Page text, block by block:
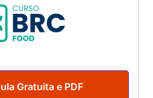
Gratuita e PDF